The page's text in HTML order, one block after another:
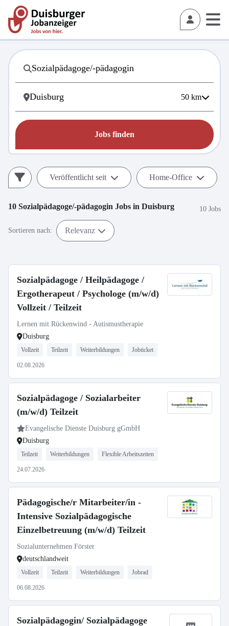
50 km
Jobs finden
Veröffentlicht seit Home-Office
10 Sozialpädagoge/-pädagogin Jobs in Duisburg 10 Jobs
Sortieren nach: Relevanz
Sozialpädagoge / Heilpädagoge /
Ergotherapeut / Psychologe (m/w/d)
Vollzeit / Teilzeit
Lernen mit Rückenwind - Autismustherapie
Duisburg
Vollzeit Teilzeit Weiterbildungen Jobticket
02.08.2026
Sozialpädagoge / Sozialarbeiter
(m/w/d) Teilzeit
Evangelische Dienste Duisburg gGmbH
Duisburg
Teilzeit Weiterbildungen Flexible Arbeitszeiten
24.07.2026
Pädagogische/r Mitarbeiter/in -
Intensive Sozialpädagogische
Einzelbetreuung (m/w/d) Teilzeit
Sozialunternehmen Förster
deutschlandweit
Vollzeit Teilzeit Weiterbildungen Jobrad
06.08.2026
Sozialpädagogin/ Sozialpädagoge